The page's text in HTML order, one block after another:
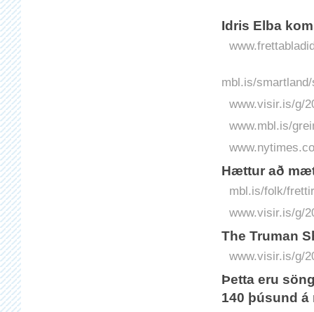
I­dris Elba
mbl.is/
www.visir.is/g/
www.mbl.is/
Hættur að
mbl.is/folk/
www.visir.is/g/
The Truman
www.visir.is/g/
Þetta eru
140 þúsund á